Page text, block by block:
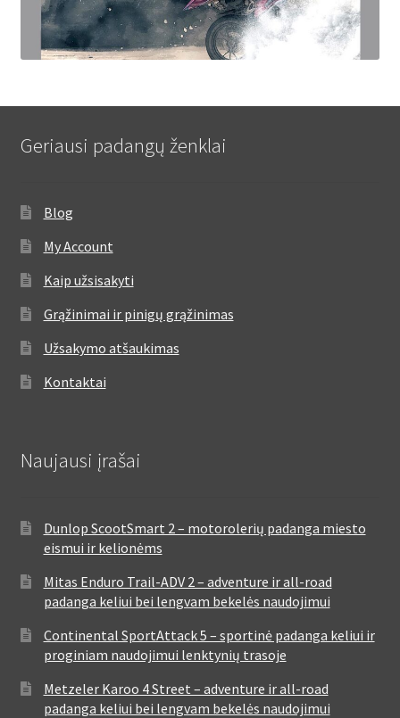
Geriausi padangų ženklai
Blog
My Account
Kaip užsisakyti
Grąžinimai ir pinigų grąžinimas
Užsakymo atšaukimas
Kontaktai
Naujausi įrašai
Dunlop ScootSmart 2 – motorolerių padanga miesto
eismui ir kelionėms
Mitas Enduro Trail-ADV 2 – adventure ir all-road
padanga keliui bei lengvam bekelės naudojimui
Continental SportAttack 5 – sportinė padanga keliui ir
proginiam naudojimui lenktynių trasoje
Metzeler Karoo 4 Street – adventure ir all-road
padanga keliui bei lengvam bekelės naudojimui